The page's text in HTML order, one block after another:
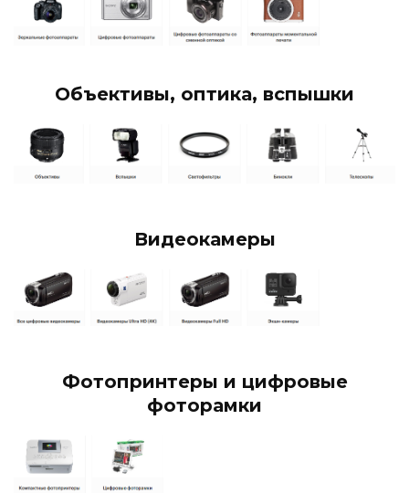
Объективы, оптика, вспышки
Видеокамеры
Фотопринтеры и цифровые
фоторамки